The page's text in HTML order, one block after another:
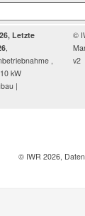
Letzte
,
,
kW
|
©
v2
© IWR 2026,